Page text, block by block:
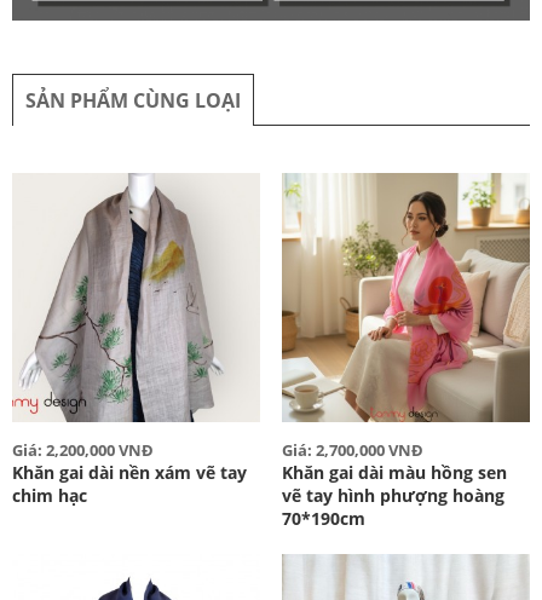
SẢN PHẨM CÙNG LOẠI
Giá: 2,200,000 VNĐ
Khăn gai dài nền xám vẽ tay
chim hạc
Giá: 2,700,000 VNĐ
Khăn gai dài màu hồng sen
vẽ tay hình phượng hoàng
70*190cm